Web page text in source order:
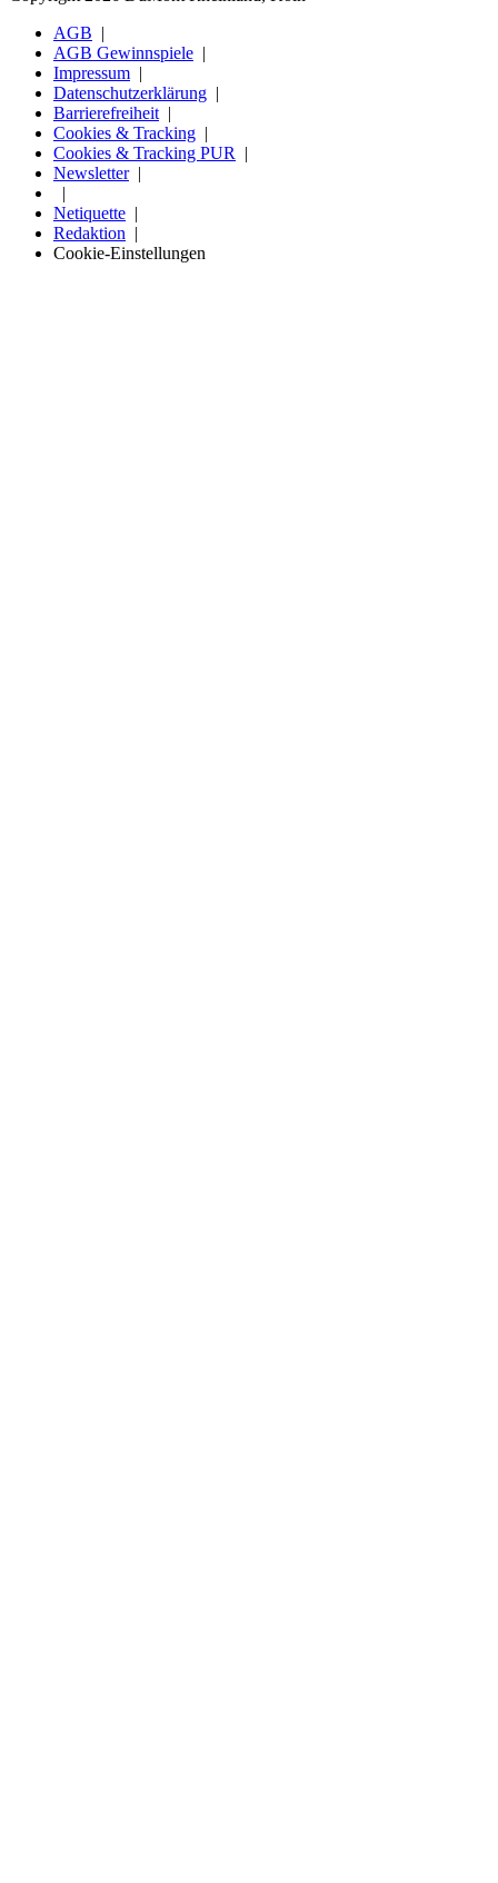
AGB
AGB Gewinnspiele
Impressum
Datenschutzerklärung
Barrierefreiheit
Cookies & Tracking
Cookies & Tracking PUR
Newsletter
Netiquette
Redaktion
Cookie-Einstellungen